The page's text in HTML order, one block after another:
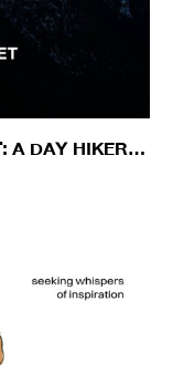
A DAY HIKER’S